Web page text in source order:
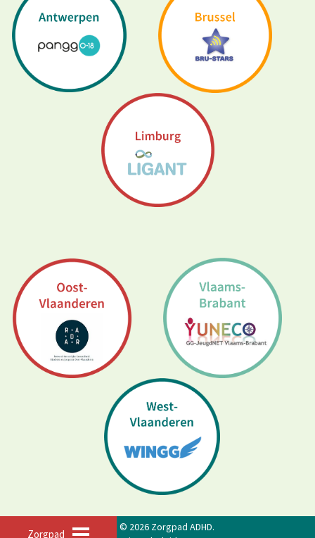
Zorgpad
© 2026 Zorgpad ADHD.